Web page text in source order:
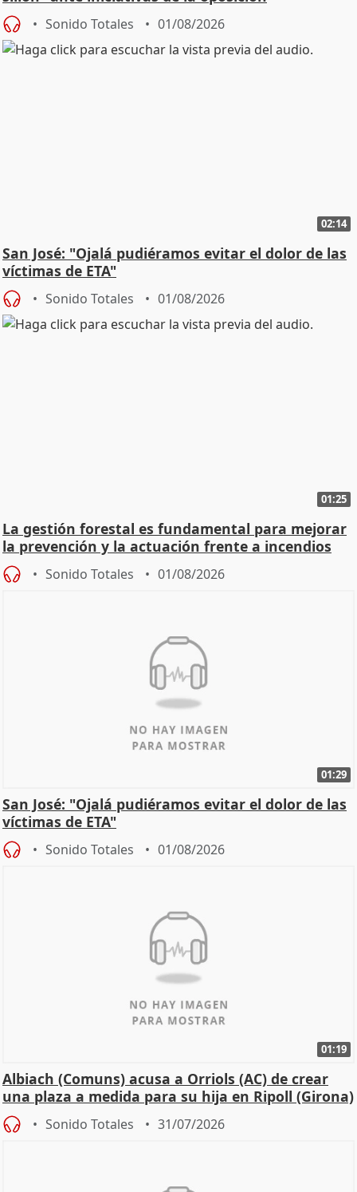
Sonido Totales 01/08/2026
02:14
San José: "Ojalá pudiéramos evitar el dolor de las
víctimas de ETA"
Sonido Totales 01/08/2026
01:25
La gestión forestal es fundamental para mejorar
la prevención y la actuación frente a incendios
Sonido Totales 01/08/2026
01:29
San José: "Ojalá pudiéramos evitar el dolor de las
víctimas de ETA"
Sonido Totales 01/08/2026
01:19
Albiach (Comuns) acusa a Orriols (AC) de crear
una plaza a medida para su hija en Ripoll (Girona)
Sonido Totales 31/07/2026